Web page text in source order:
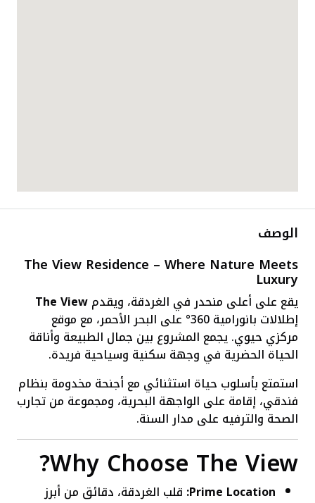
الوصف
The View Residence – Where Nature Meets
Luxury
يقع على أعلى منحدر في الغردقة، ويقدمThe View
إطلالات بانورامية 360° على البحر الأحمر، مع موقع
مركزي حيوي. يجمع المشروع بين جمال الطبيعة وأناقة
الحياة الحضرية في وجهة سكنية وسياحية فريدة.
استمتع بأسلوب حياة استثنائي مع أجنحة مخدومة بنظام
فندقي، إقامة على الواجهة البحرية، ومجموعة من تجارب
الصحة والترفيه على مدار السنة.
Why Choose The View?
Prime Location:قلب الغردقة، دقائق من أبرز